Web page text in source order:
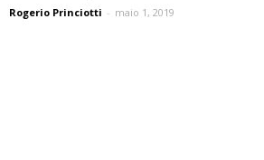
Rogerio Princiotti - maio 1, 2019